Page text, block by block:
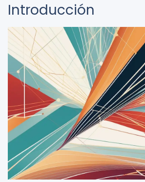
Introducción